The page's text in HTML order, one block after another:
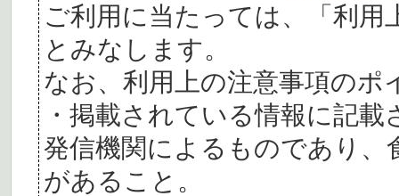
ご利用に当たっては、「利
とみなします。
なお、利用上の注意事項の
・掲載されている情報に記
発信機関によるものであり、
があること。